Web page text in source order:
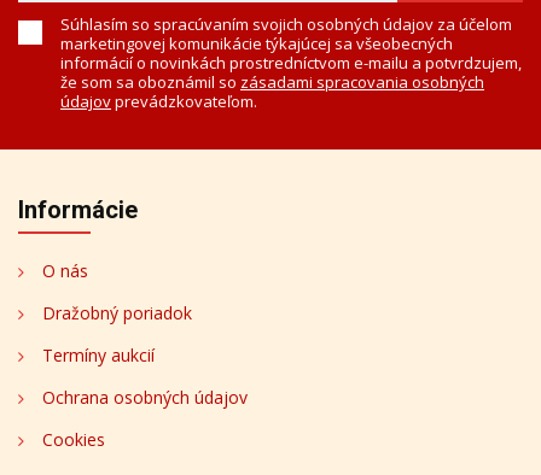
Súhlasím so spracúvaním svojich osobných údajov za účelom
marketingovej komunikácie týkajúcej sa všeobecných
informácií o novinkách prostredníctvom e-mailu a potvrdzujem,
že som sa oboznámil so zásadami spracovania osobných
údajovprevádzkovateľom.
Informácie
O nás
Dražobný poriadok
Termíny aukcií
Ochrana osobných údajov
Cookies